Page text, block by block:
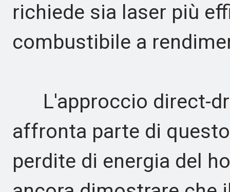
richiede sia laser più
combustibile a
L'approccio direct-
affronta parte di
perdite di energia del